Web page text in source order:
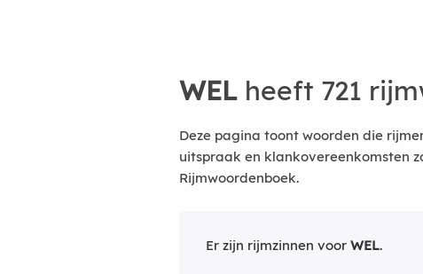
WEL heeft 721
Deze pagina toont woorden die
uitspraak en klankovereenkomsten
Rijmwoordenboek.
Er zijn rijmzinnen voor WEL.